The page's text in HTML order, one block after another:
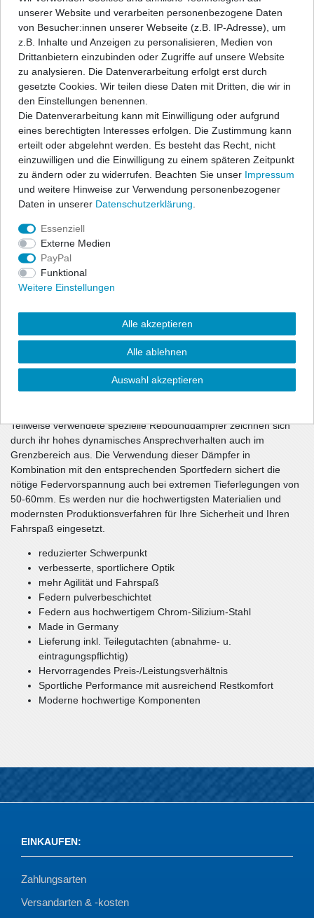
Angaben Produktsicherheit
ap Sportfahrwerke garantieren sportlichen Fahrspaß und
Sicherheit zu einem hervorragenden Preis-/Leistungsverhältnis.
Ein festes, fahrzeugspezifisches Dämpfersetup wird mit den
bewährten ap-Tieferlegungsfedern kombiniert zu einem
Komplettfahrwerk und erfüllt höchste Ansprüche.
Der Lieferumfang beschränkt sich auf die Federn und
Stoßdämpfer. Alle anderen Bauteile können vom vorhandenen
Serienfahrwerk übernommen werden, sofern sie nicht beschädigt
sind. Wir liefern diese Teile auf Anfrage auch gerne mit. In allen
progressiver Abstimmung sowie qualitativ hochwertige
Sportdämpfer eingesetzt. Die Nickbewegung beim Bremsen wird
stark reduziert und die Seitenneigungen bei Kurvenfahrten
wesentlich verbessert. Die abgestimmten Sportfahrwerke
übermitteln Ihnen eine direkte Rückmeldung des Fahrzustandes
Fahrdynamik. Freuen Sie sich über eine exzellente Straßenlage,
sportliche Optik und über eine gehörige Portion mehr Dynamik.
Die Dämpfercharakteristik und die Federrate wurden im
Fahrversuch wechselseitig optimiert. Die unmittelbar
ansprechenden Dämpfer haben gegenüber dem Serienfahrwerk
Teilweise verwendete spezielle Rebounddämpfer zeichnen sich
durch ihr hohes dynamisches Ansprechverhalten auch im
Grenzbereich aus. Die Verwendung dieser Dämpfer in
Kombination mit den entsprechenden Sportfedern sichert die
nötige Federvorspannung auch bei extremen Tieferlegungen von
50-60mm. Es werden nur die hochwertigsten Materialien und
modernsten Produktionsverfahren für Ihre Sicherheit und Ihren
Fahrspaß eingesetzt.
reduzierter Schwerpunkt
verbesserte, sportlichere Optik
mehr Agilität und Fahrspaß
Federn pulverbeschichtet
Federn aus hochwertigem Chrom-Silizium-Stahl
Made in Germany
Lieferung inkl. Teilegutachten (abnahme- u.
eintragungspflichtig)
Hervorragendes Preis-/Leistungsverhältnis
Sportliche Performance mit ausreichend Restkomfort
Moderne hochwertige Komponenten
EINKAUFEN:
Zahlungsarten
Versandarten & -kosten
unserer Website und verarbeiten personenbezogene Daten
von Besucher:innen unserer Webseite (z.B. IP-Adresse), um
z.B. Inhalte und Anzeigen zu personalisieren, Medien von
Drittanbietern einzubinden oder Zugriffe auf unsere Website
zu analysieren. Die Datenverarbeitung erfolgt erst durch
gesetzte Cookies. Wir teilen diese Daten mit Dritten, die wir in
den Einstellungen benennen.
Die Datenverarbeitung kann mit Einwilligung oder aufgrund
eines berechtigten Interesses erfolgen. Die Zustimmung kann
erteilt oder abgelehnt werden. Es besteht das Recht, nicht
einzuwilligen und die Einwilligung zu einem späteren Zeitpunkt
zu ändern oder zu widerrufen. Beachten Sie unser Impressum
und weitere Hinweise zur Verwendung personenbezogener
Daten in unserer Daten­schutz­erklärung
Essenziell
Externe Medien
PayPal
Funktional
Weitere Einstellungen
Alle akzeptieren
Alle ablehnen
Auswahl akzeptieren